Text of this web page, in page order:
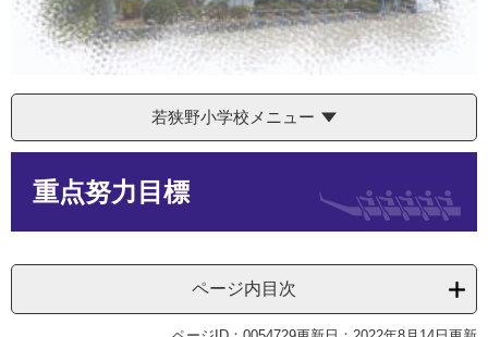
若狭野小学校メニュー
重点努力目標
ページ内目次